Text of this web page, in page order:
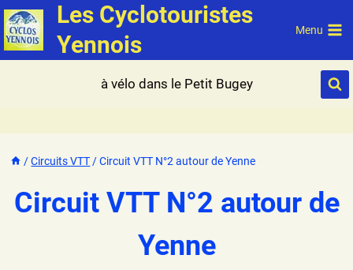
Aller
au
contenu
Les Cyclotouristes
Yennois
Menu
à vélo dans le Petit Bugey
/ Circuits VTT / Circuit VTT N°2 autour de Yenne
Circuit VTT N°2 autour de
Yenne